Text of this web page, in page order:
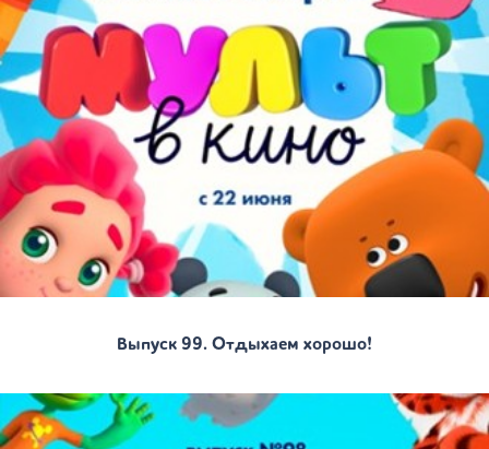
Выпуск 99. Отдыхаем хорошо!